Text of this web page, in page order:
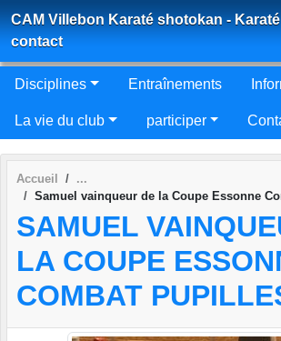
CAM Villebon Karaté shotokan -
contact
Disciplines Entraînements
La vie du club participer
Accueil
Samuel vainqueur de la Coupe Essonne
SAMUEL
LA COUPE
COMBAT
Panneau de gestion des cookies